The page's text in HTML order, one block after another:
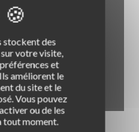
DES PROS
/ ASSR
Rousseau ?
Rousseau ?
de conduite
Oscar 2
stockent des
votre visite,
et
améliorent le
du site et le
Vous pouvez
ou de les
tout moment.